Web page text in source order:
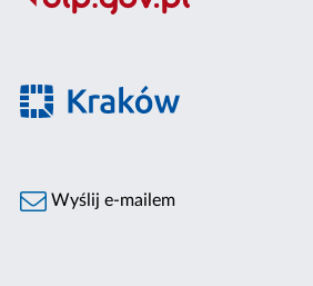
Wyślij e-mailem